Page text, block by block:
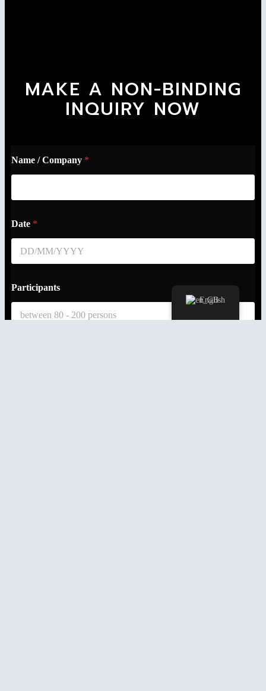
MAKE A NON-BINDING
INQUIRY NOW
Name / Company *
Date *
Participants
English